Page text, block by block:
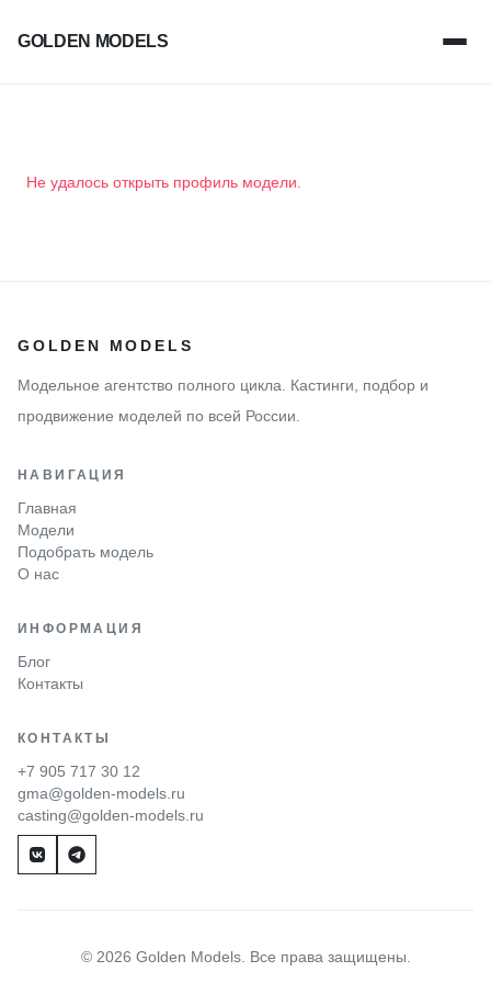
GOLDEN MODELS
Не удалось открыть профиль модели.
GOLDEN MODELS
Модельное агентство полного цикла. Кастинги, подбор и
продвижение моделей по всей России.
НАВИГАЦИЯ
Главная
Модели
Подобрать модель
О нас
ИНФОРМАЦИЯ
Блог
Контакты
КОНТАКТЫ
+7 905 717 30 12
gma@golden-models.ru
casting@golden-models.ru
© 2026 Golden Models. Все права защищены.